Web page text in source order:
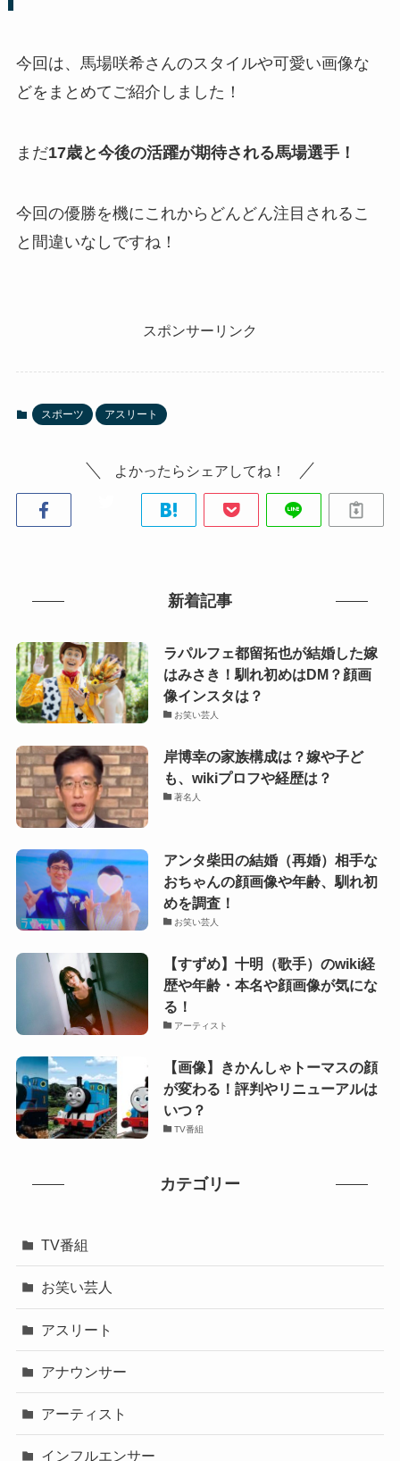
今回は、馬場咲希さんのスタイルや可愛い画像な
どをまとめてご紹介しました！
まだ17歳と今後の活躍が期待される馬場選手！
今回の優勝を機にこれからどんどん注目されるこ
と間違いなしですね！
スポンサーリンク
スポーツ アスリート
よかったらシェアしてね！
新着記事
ラパルフェ都留拓也が結婚した嫁
はみさき！馴れ初めはDM？顔画
像インスタは？
お笑い芸人
岸博幸の家族構成は？嫁や子ど
も、wikiプロフや経歴は？
著名人
アンタ柴田の結婚（再婚）相手な
おちゃんの顔画像や年齢、馴れ初
めを調査！
お笑い芸人
【すずめ】十明（歌手）のwiki経
歴や年齢・本名や顔画像が気にな
る！
アーティスト
【画像】きかんしゃトーマスの顔
が変わる！評判やリニューアルは
いつ？
TV番組
カテゴリー
TV番組
お笑い芸人
アスリート
アナウンサー
アーティスト
インフルエンサー